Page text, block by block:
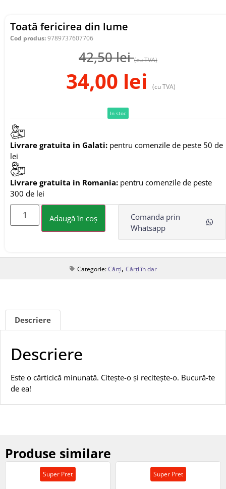
Toată fericirea din lume
Cod produs:9789737607706
42,50lei (cu TVA)
34,00 lei (cu TVA)
In stoc
Livrare gratuita in Galati: pentru comenzile de peste 50 de
lei
Livrare gratuita in Romania: pentru comenzile de peste
300 de lei
Adaugă în coș
Comanda prin
Whatsapp
Categorie:Cărți, Cărți în dar
Descriere
Descriere
Este o cărticică minunată. Citeşte-o şi reciteşte-o. Bucură-te
de ea!
Produse similare
Super Pret Super Pret